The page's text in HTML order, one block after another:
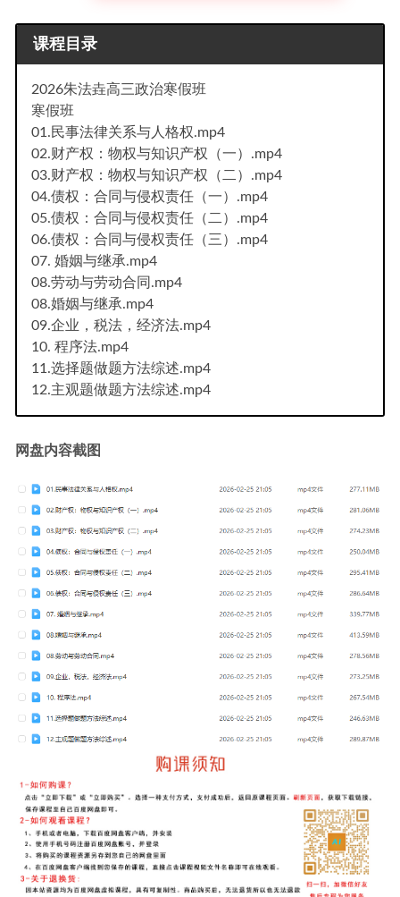
课程目录
2026朱法垚高三政治寒假班
寒假班
01.民事法律关系与人格权.mp4
02.财产权：物权与知识产权（一）.mp4
03.财产权：物权与知识产权（二）.mp4
04.债权：合同与侵权责任（一）.mp4
05.债权：合同与侵权责任（二）.mp4
06.债权：合同与侵权责任（三）.mp4
07. 婚姻与继承.mp4
08.劳动与劳动合同.mp4
08.婚姻与继承.mp4
09.企业，税法，经济法.mp4
10. 程序法.mp4
11.选择题做题方法综述.mp4
12.主观题做题方法综述.mp4
网盘内容截图